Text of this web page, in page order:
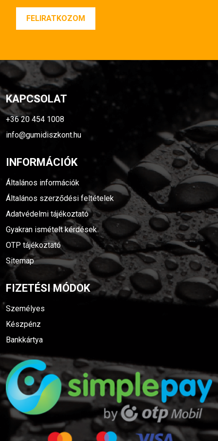
KAPCSOLAT
+36 20 454 1008
info@gumidiszkont.hu
INFORMÁCIÓK
Általános információk
Általános szerződési feltételek
Adatvédelmi tájékoztató
Gyakran ismételt kérdések
OTP tájékoztató
Sitemap
FIZETÉSI MÓDOK
Személyes
Készpénz
Bankkártya